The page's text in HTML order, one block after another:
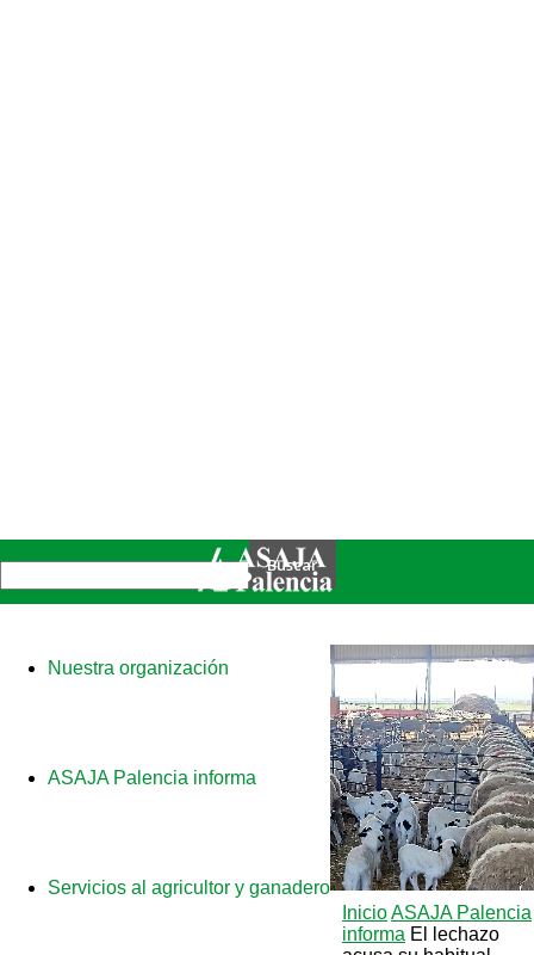
Nuestra organización
ASAJA Palencia informa
Servicios al agricultor y ganadero
InicioASAJA Palencia
informa El lechazo